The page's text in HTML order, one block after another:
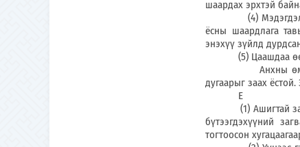
шаардах эрхтэй
(4) Мэдэгдэл
ёсны шаардлага
энэхүү зүйлд
(5) Цаашдаа өөр
Анхны өмнөх
дугаарыг заах
Е
(1) Ашигтай
бүтээгдэхүүний
тогтоосон